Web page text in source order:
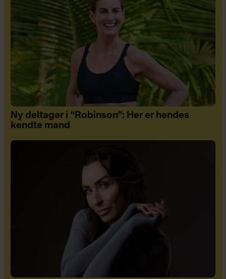
Ny deltager i “Robinson”: Her er hendes
kendte mand